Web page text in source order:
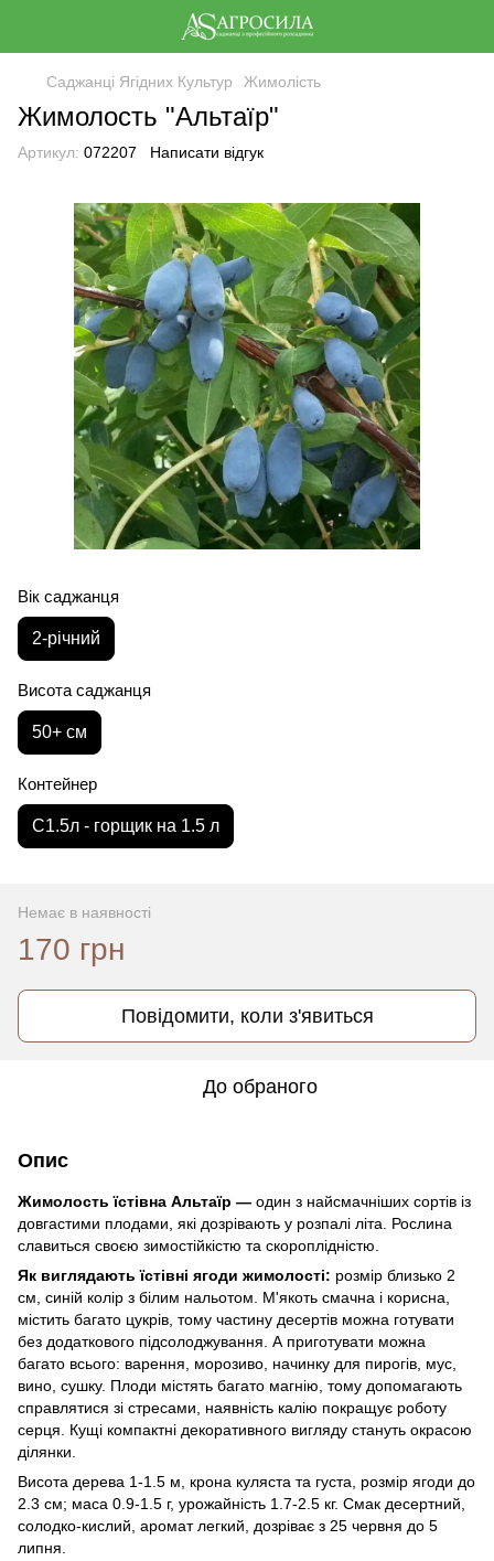
Саджанці Ягідних Культур Жимолість
Жимолость "Альтаїр"
Артикул: 072207 Написати відгук
Вік саджанця
2-річний
Висота саджанця
50+ см
Контейнер
С1.5л - горщик на 1.5 л
Немає в наявності
170 грн
Повідомити, коли з'явиться
До обраного
Опис
Жимолость їстівна Альтаїр — один з найсмачніших сортів із
довгастими плодами, які дозрівають у розпалі літа. Рослина
славиться своєю зимостійкістю та скороплідністю.
Як виглядають їстівні ягоди жимолості: розмір близько 2
см, синій колір з білим нальотом. М'якоть смачна і корисна,
містить багато цукрів, тому частину десертів можна готувати
без додаткового підсолоджування. А приготувати можна
багато всього: варення, морозиво, начинку для пирогів, мус,
вино, сушку. Плоди містять багато магнію, тому допомагають
справлятися зі стресами, наявність калію покращує роботу
серця. Кущі компактні декоративного вигляду стануть окрасою
ділянки.
Висота дерева 1-1.5 м, крона куляста та густа, розмір ягоди до
2.3 см; маса 0.9-1.5 г, урожайність 1.7-2.5 кг. Смак десертний,
солодко-кислий, аромат легкий, дозріває з 25 червня до 5
липня.